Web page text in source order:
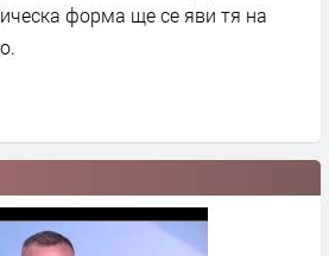
форма ще се яви тя на